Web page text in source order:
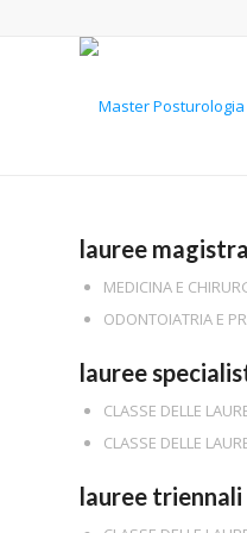
lauree
MEDICINA E
ODONTOIATRIA E
lauree
CLASSE DELLE
CLASSE DELLE
lauree triennali